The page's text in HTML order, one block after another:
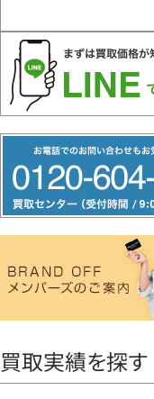
リ
ー
ヤ
買取実績を探す